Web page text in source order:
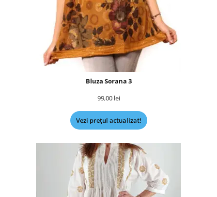
Bluza Sorana 3
99,00 lei
Vezi prețul actualizat!